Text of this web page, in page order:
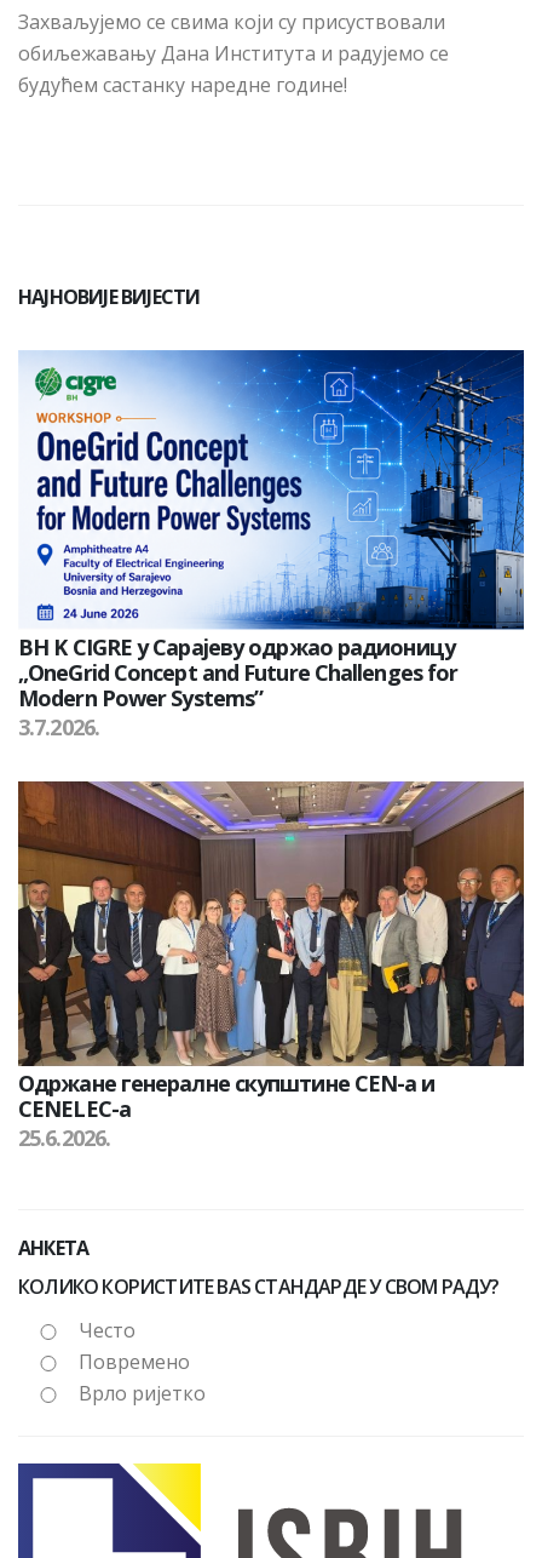
Захваљујемо се свима који су присуствовали
обиљежавању Дана Института и радујемо се
будућем састанку наредне године!
НАЈНОВИЈЕ ВИЈЕСТИ
BH K CIGRE у Сарајеву одржао радионицу
„OneGrid Concept and Future Challenges for
Modern Power Systems”
3.7.2026.
Одржане генералне скупштине CEN-а и
CENELEC-а
25.6.2026.
АНКЕТА
КОЛИКО КОРИСТИТЕ BAS СТАНДАРДЕ У СВОМ РАДУ?
Често
Повремено
Врло ријетко